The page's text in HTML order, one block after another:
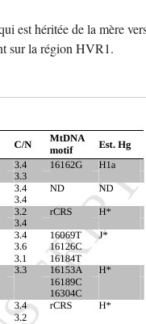
est héritée de la mère
sur la région HVR1.